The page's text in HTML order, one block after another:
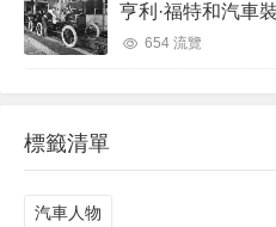
654 流覽
標籤清單
汽車人物